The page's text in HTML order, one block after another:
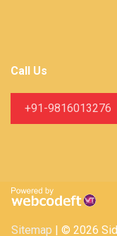
Call Us
+91-9816013276
Sitemap | © 2026